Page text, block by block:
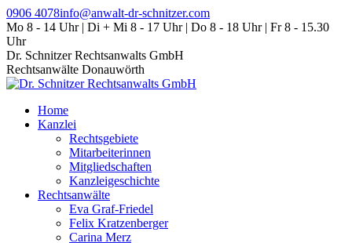
Zum
Inhalt
springen
0906 4078info@anwalt-dr-schnitzer.com
Mo 8 - 14 Uhr | Di + Mi 8 - 17 Uhr | Do 8 - 18 Uhr | Fr 8 - 15.30
Uhr
Dr. Schnitzer Rechtsanwalts GmbH
Rechtsanwälte Donauwörth
Home
Kanzlei
Rechtsgebiete
Mitarbeiterinnen
Mitgliedschaften
Kanzleigeschichte
Rechtsanwälte
Eva Graf-Friedel
Felix Kratzenberger
Carina Merz